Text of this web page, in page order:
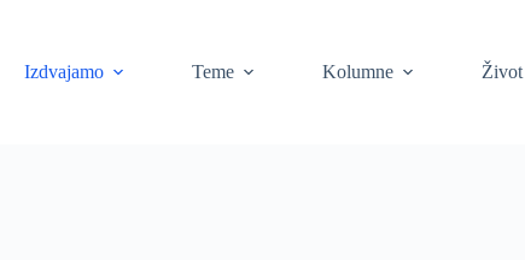
Izdvajamo Teme Kolumne Život